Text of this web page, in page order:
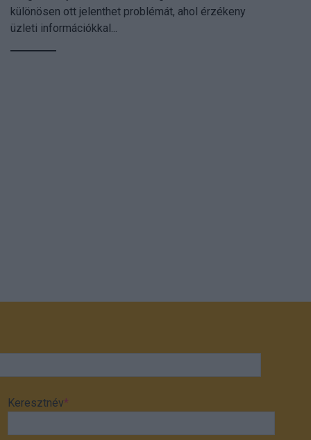
különösen ott jelenthet problémát, ahol érzékeny
üzleti információkkal...
Keresztnév*